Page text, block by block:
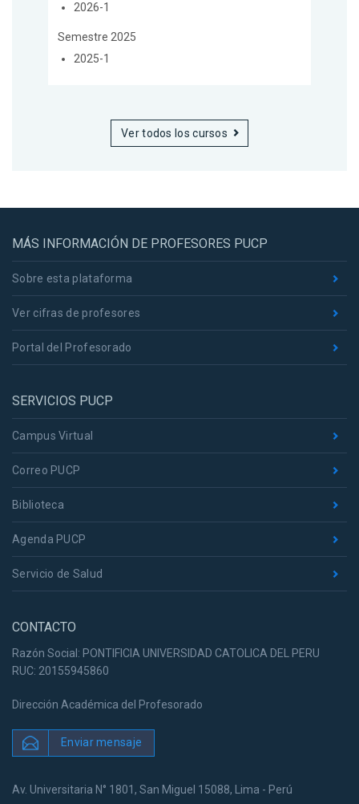
2026-1
Semestre 2025
2025-1
Ver todos los cursos
MÁS INFORMACIÓN DE PROFESORES PUCP
Sobre esta plataforma
Ver cifras de profesores
Portal del Profesorado
SERVICIOS PUCP
Campus Virtual
Correo PUCP
Biblioteca
Agenda PUCP
Servicio de Salud
CONTACTO
Razón Social: PONTIFICIA UNIVERSIDAD CATOLICA DEL PERU
RUC: 20155945860
Dirección Académica del Profesorado
Enviar mensaje
Av. Universitaria N° 1801, San Miguel 15088, Lima - Perú